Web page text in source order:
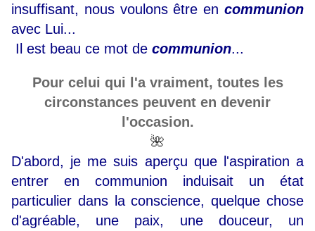
insuffisant, nous voulons être en communion
avec Lui...
Il est beau ce mot de communion...
Pour celui qui l'a vraiment, toutes les
circonstances peuvent en devenir
l'occasion.
🌺
D'abord, je me suis aperçu que l'aspiration a
entrer en communion induisait un état
particulier dans la conscience, quelque chose
d'agréable, une paix, une douceur, un